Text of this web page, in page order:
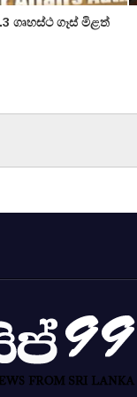
ගෘහස්ථ ගෑස් මිළත්